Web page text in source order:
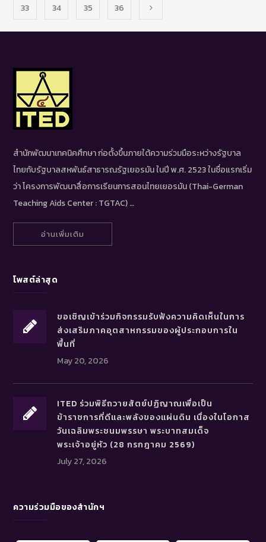
33
34 35 36
สำนักพัฒนาเทคนิคศึกษา ก่อตั้งขึ้นภายใต้ความร่วมมือระหว่างรัฐบาล
ไทยกับรัฐบาลสหพันธ์สาธารณรัฐเยอรมัน ในปี พ.ศ. 2523 ในชื่อแรกเริ่ม
ว่า โครงการพัฒนาสื่อการเรียนการสอนไทยเยอรมัน (Thai-German
Teaching Aids Center : TGTAC) …
อ่านเพิ่มเติม
โพสต์ล่าสุด
ขอเชิญเข้าร่วมกิจกรรมรับฟังความคิดเห็นในการ
ส่งเสริมภาคอุตสาหกรรมของผู้ประกอบการใน
พื้นที่
May 20, 2026
ITED ร่วมพิธีถวายสัตย์ปฏิญาณเพื่อเป็น
ข้าราชการที่ดีและพลังของแผ่นดิน เนื่องในโอกาส
วันเฉลิมพระชนมพรรษา พระบาทสมเด็จ
พระเจ้าอยู่หัว (28 กรกฎาคม 2569)
July 27, 2026
ความร่วมมือของสำนักฯ